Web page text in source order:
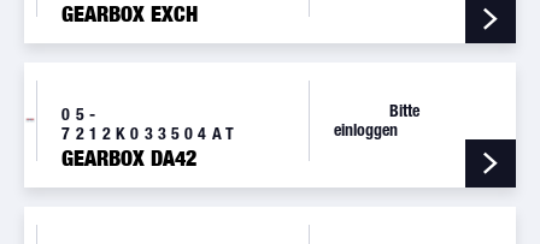
GEARBOX EXCH
05-
7212K033504AT
GEARBOX DA42
Bitte
einloggen